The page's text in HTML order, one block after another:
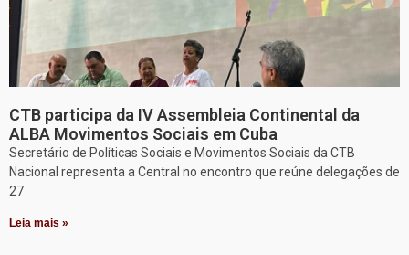
CTB participa da IV Assembleia Continental da
ALBA Movimentos Sociais em Cuba
Secretário de Políticas Sociais e Movimentos Sociais da CTB
Nacional representa a Central no encontro que reúne delegações de
27
Leia mais »